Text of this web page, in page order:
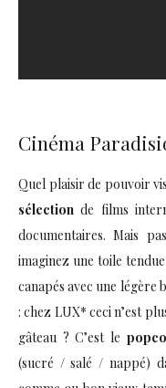
Cinéma
Quel plaisir de pouvoir
sélectionde films
documentaires. Mais
imaginez une toile tendue
canapés avec une légère
: chez LUX* ceci n’est
gâteau ? C’est le
(sucré / salé / nappé)